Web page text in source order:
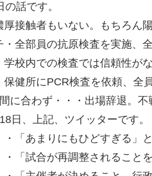
話です。
厚接触者もいない。もちろん
全部員の抗原検査を実施、
校内での検査では信頼性がな
健所にPCR検査を依頼、全
に合わず・・・出場辞退。不
日、上記、ツイッターです。
「あまりにもひどすぎる」と
「試合が再調整されること